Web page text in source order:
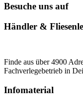
Besuche uns auf
Händler &
Finde aus über 4900
Fachverlegebetrieb in
Infomaterial